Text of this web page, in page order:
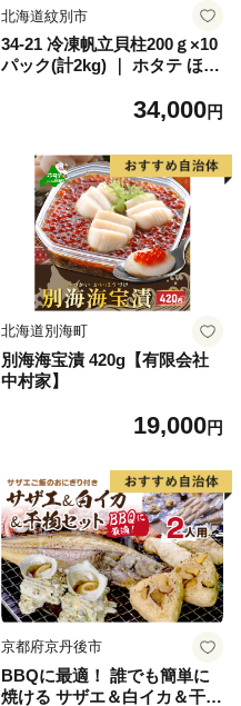
北海道紋別市
34-21 冷凍帆立貝柱200ｇ×10
パック(計2kg) ｜ ホタテ ほた
34,000円
北海道別海町
別海海宝漬 420g【有限会社
中村家】
19,000円
京都府京丹後市
BBQに最適！ 誰でも簡単に
焼ける サザエ＆白イカ＆干物